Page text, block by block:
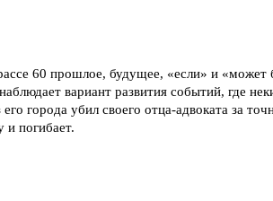
60 прошлое, будущее, «если» и «может
вариант развития событий, где
города убил своего отца-адвоката за
погибает.